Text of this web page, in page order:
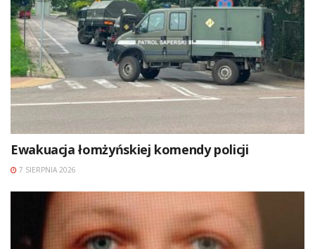
Ewakuacja łomżyńskiej komendy policji
7 SIERPNIA 2026